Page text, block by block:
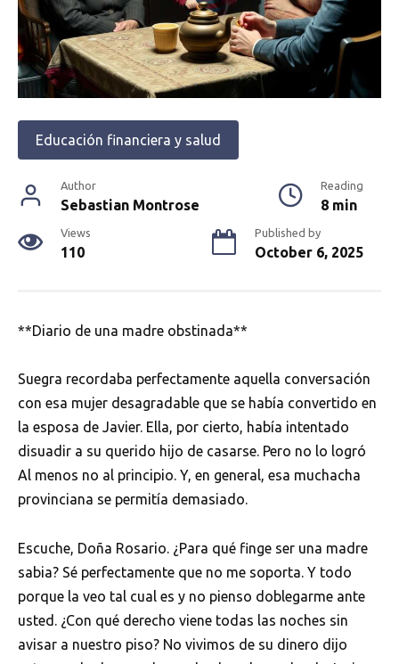
Educación financiera y salud
Author
Sebastian Montrose
Reading
8 min
Views
110
Published by
October 6, 2025
**Diario de una madre obstinada**
Suegra recordaba perfectamente aquella conversación
con esa mujer desagradable que se había convertido en
la esposa de Javier. Ella, por cierto, había intentado
disuadir a su querido hijo de casarse. Pero no lo logró
Al menos no al principio. Y, en general, esa muchacha
provinciana se permitía demasiado.
Escuche, Doña Rosario. ¿Para qué finge ser una madre
sabia? Sé perfectamente que no me soporta. Y todo
porque la veo tal cual es y no pienso doblegarme ante
usted. ¿Con qué derecho viene todas las noches sin
avisar a nuestro piso? No vivimos de su dinero dijo